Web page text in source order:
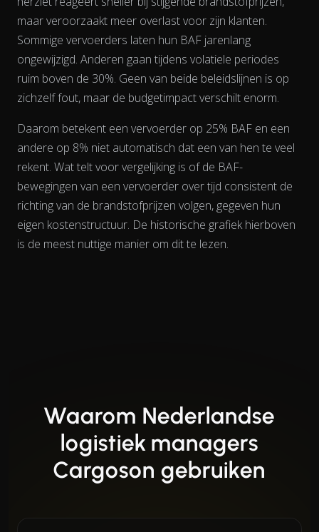
maar veroorzaakt meer overlast voor zijn klanten.
Sommige vervoerders laten hun BAF jarenlang
ongewijzigd. Anderen gaan tijdens volatiele periodes
ruim boven de 30%. Geen van beide beleidslijnen is op
zichzelf fout, maar de budgetimpact verschilt enorm.
Daarom betekent een vervoerder op 25% BAF en een
andere op 8% niet automatisch dat een van hen te veel
rekent. Wat telt voor vergelijking is of de BAF-
bewegingen van een vervoerder over tijd consistent de
richting van de brandstofprijzen volgen, gegeven hun
eigen kostenstructuur. De historische grafiek hierboven
is de meest nuttige manier om dit te lezen.
Waarom Nederlandse
logistiek managers
Cargoson gebruiken